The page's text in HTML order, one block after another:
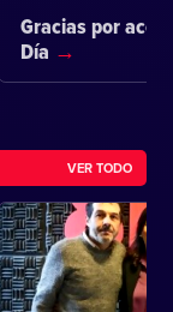
Gracias por
Día
VER TODO